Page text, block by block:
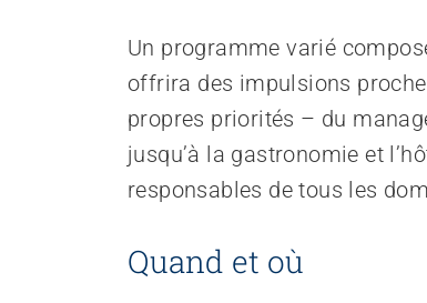
Un programme varié
offrira des impulsions
propres priorités – du
jusqu’à la gastronomie et
responsables de tous les
Quand et où